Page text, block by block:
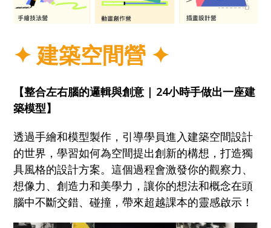
✦ 建築空間營 ✦
【整合左右腦的邏輯與創意 | 24小時手做出一座建
築模型】
透過手繪和模型製作，引導學員進入建築空間設計
的世界，學習如何為空間提出創新的構想，打造獨
具風格的設計方案。這個過程會激發你的觀察力、
想像力、創造力和美學力，讓你的想法和概念在頭
腦中不斷交錯、碰撞，帶來超越課本的靈感啟示！